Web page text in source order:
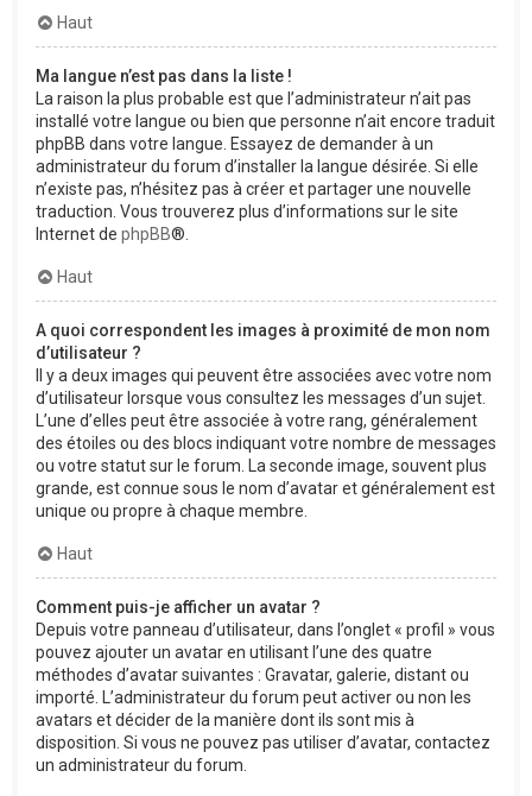
Haut
Ma langue n’est pas dans la liste !
La raison la plus probable est que l’administrateur n’ait pas
installé votre langue ou bien que personne n’ait encore traduit
phpBB dans votre langue. Essayez de demander à un
administrateur du forum d’installer la langue désirée. Si elle
n’existe pas, n’hésitez pas à créer et partager une nouvelle
traduction. Vous trouverez plus d’informations sur le site
Internet de phpBB®.
Haut
A quoi correspondent les images à proximité de mon nom
d’utilisateur ?
Il y a deux images qui peuvent être associées avec votre nom
d’utilisateur lorsque vous consultez les messages d’un sujet.
L’une d’elles peut être associée à votre rang, généralement
des étoiles ou des blocs indiquant votre nombre de messages
ou votre statut sur le forum. La seconde image, souvent plus
grande, est connue sous le nom d’avatar et généralement est
unique ou propre à chaque membre.
Haut
Comment puis-je afficher un avatar ?
Depuis votre panneau d’utilisateur, dans l’onglet « profil » vous
pouvez ajouter un avatar en utilisant l’une des quatre
méthodes d’avatar suivantes : Gravatar, galerie, distant ou
importé. L’administrateur du forum peut activer ou non les
avatars et décider de la manière dont ils sont mis à
disposition. Si vous ne pouvez pas utiliser d’avatar, contactez
un administrateur du forum.